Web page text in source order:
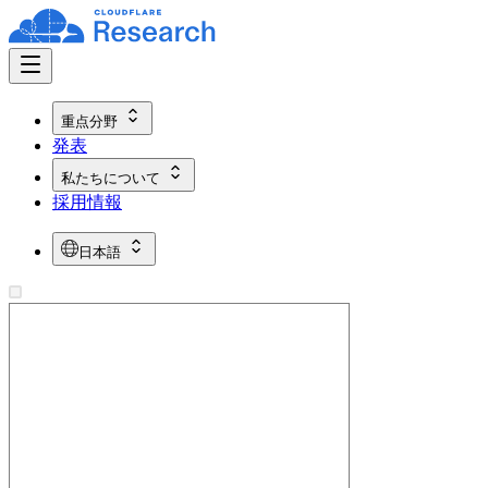
重点分野
発表
私たちについて
採用情報
日本語